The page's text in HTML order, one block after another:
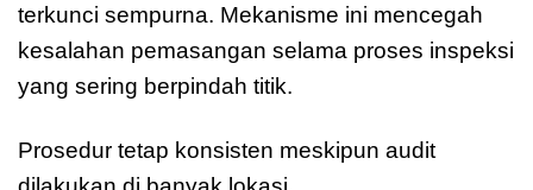
terkunci sempurna. Mekanisme ini mencegah
kesalahan pemasangan selama proses inspeksi
yang sering berpindah titik.
Prosedur tetap konsisten meskipun audit